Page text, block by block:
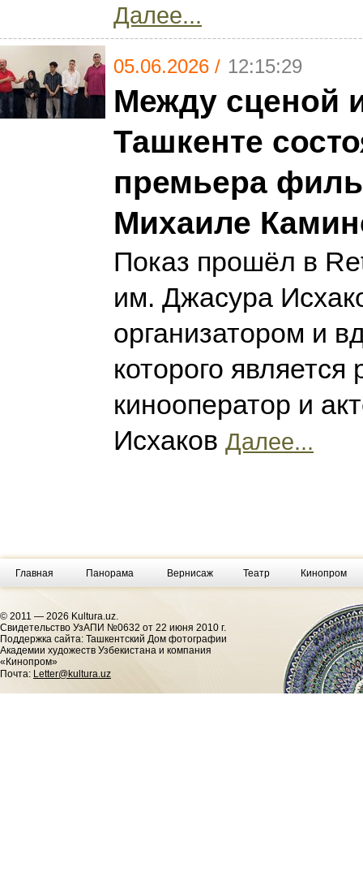
Далее...
05.06.2026 / 12:15:29
Между сценой
Ташкенте
премьера
Михаиле
Показ прошёл в
им. Джасура
организатором и
которого является
кинооператор и
Исхаков Далее...
Главная Панорама Вернисаж Театр Кинопром
© 2011 — 2026 Kultura.uz.
Cвидетельство УзАПИ №0632 от 22 июня 2010 г.
Поддержка сайта: Ташкентский Дом фотографии
Академии художеств Узбекистана и компания
«Кинопром»
Почта: Letter@kultura.uz